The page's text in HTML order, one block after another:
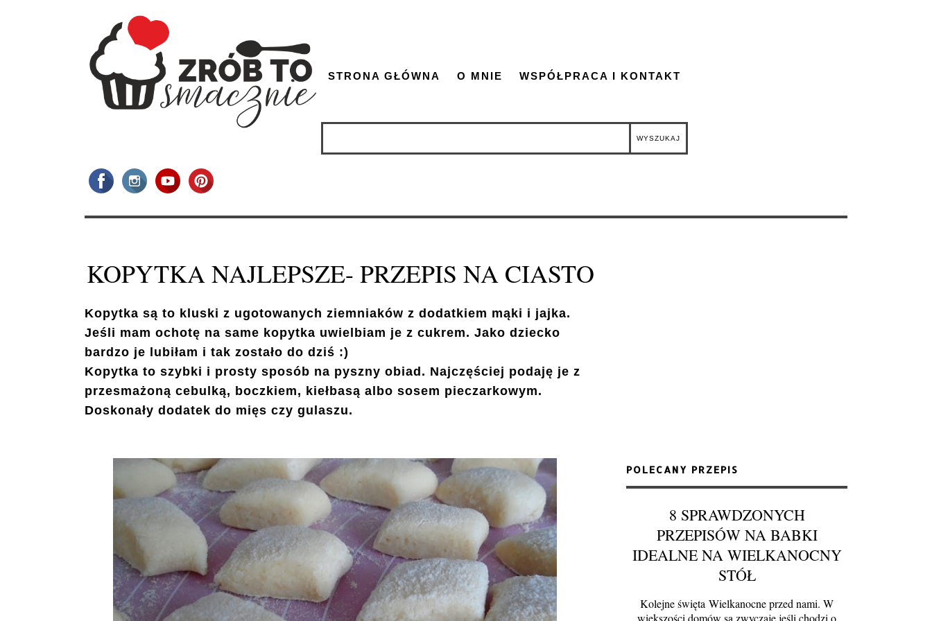
STRONA GŁÓWNA O MNIE WSPÓŁPRACA I KONTAKT
KOPYTKA NAJLEPSZE- PRZEPIS NA CIASTO
Kopytka są to kluski z ugotowanych ziemniaków z dodatkiem mąki i jajka.
Jeśli mam ochotę na same kopytka uwielbiam je z cukrem. Jako dziecko
bardzo je lubiłam i tak zostało do dziś :)
Kopytka to szybki i prosty sposób na pyszny obiad. Najczęściej podaję je z
przesmażoną cebulką, boczkiem, kiełbasą albo sosem pieczarkowym.
Doskonały dodatek do mięs czy gulaszu.
POLECANY PRZEPIS
8 SPRAWDZONYCH
PRZEPISÓW NA BABKI
IDEALNE NA WIELKANOCNY
STÓŁ
Kolejne święta Wielkanocne przed nami. W
większości domów są zwyczaje jeśli chodzi o